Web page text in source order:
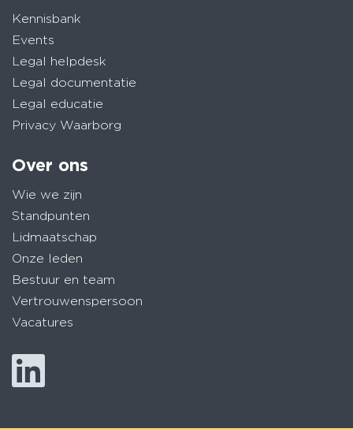
Kennisbank
Events
Legal helpdesk
Legal documentatie
Legal educatie
Privacy Waarborg
Over ons
Wie we zijn
Standpunten
Lidmaatschap
Onze leden
Bestuur en team
Vertrouwenspersoon
Vacatures